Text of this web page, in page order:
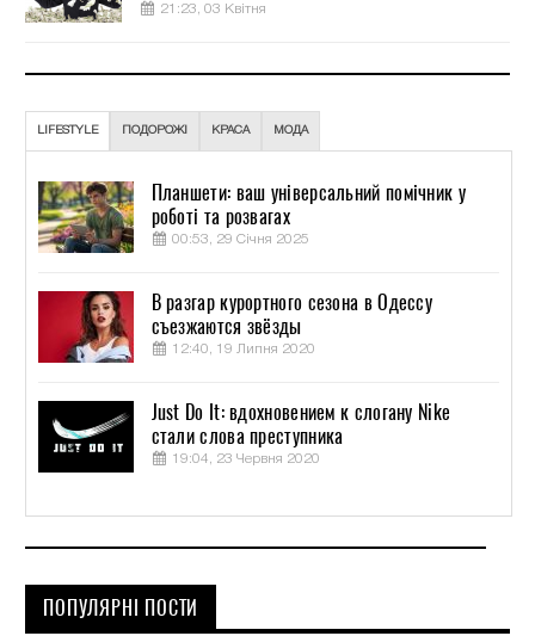
21:23, 03 Квітня
LIFESTYLE ПОДОРОЖІ КРАСА МОДА
Планшети: ваш універсальний помічник у
роботі та розвагах
00:53, 29 Січня 2025
В разгар курортного сезона в Одессу
съезжаются звёзды
12:40, 19 Липня 2020
Just Do It: вдохновением к слогану Nike
стали слова преступника
19:04, 23 Червня 2020
ПОПУЛЯРНІ ПОСТИ